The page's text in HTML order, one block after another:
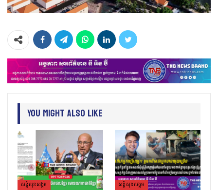
You Might Also Like
សន្តិសុខសង្គម សន្តិសុខសង្គម